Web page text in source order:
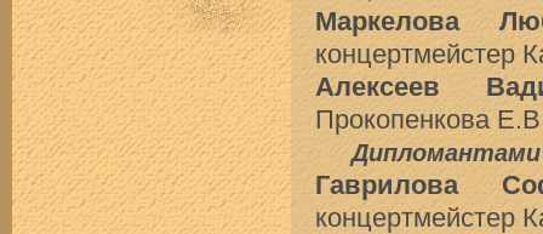
Маркелова
концертмейстер
Алексеев
Прокопенкова
Дипломантами
Гаврилова
концертмейстер